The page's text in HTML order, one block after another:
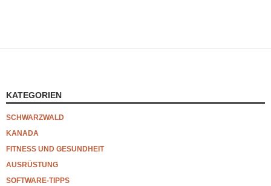
KATEGORIEN
SCHWARZWALD
KANADA
FITNESS UND GESUNDHEIT
AUSRÜSTUNG
SOFTWARE-TIPPS